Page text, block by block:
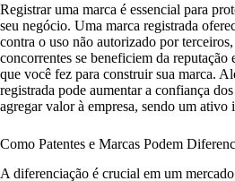
Registrar uma marca é essencial para
seu negócio. Uma marca registrada
contra o uso não autorizado por
concorrentes se beneficiem da reputação
que você fez para construir sua marca.
registrada pode aumentar a confiança
agregar valor à empresa, sendo um
Como Patentes e Marcas Podem
A diferenciação é crucial em um